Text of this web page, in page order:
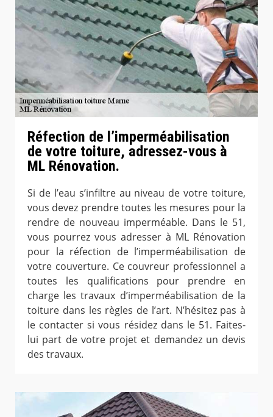
Réfection de l’imperméabilisation
de votre toiture, adressez-vous à
ML Rénovation.
Si de l’eau s’infiltre au niveau de votre toiture,
vous devez prendre toutes les mesures pour la
rendre de nouveau imperméable. Dans le 51,
vous pourrez vous adresser à ML Rénovation
pour la réfection de l’imperméabilisation de
votre couverture. Ce couvreur professionnel a
toutes les qualifications pour prendre en
charge les travaux d’imperméabilisation de la
toiture dans les règles de l’art. N’hésitez pas à
le contacter si vous résidez dans le 51. Faites-
lui part de votre projet et demandez un devis
des travaux.